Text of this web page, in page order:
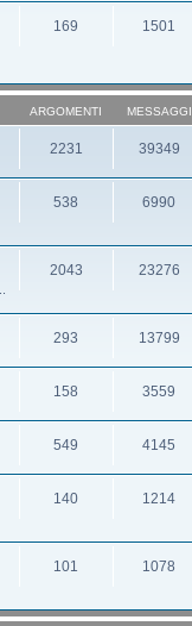
169 1501
ARGOMENTI MESSAGGI
2231 39349
538 6990
2043 23276
293 13799
158 3559
549 4145
140 1214
101 1078